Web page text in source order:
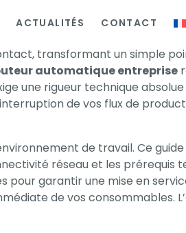
ACTUALITÉS CONTACT
transformant un simple
automatique entreprise
une rigueur technique
de vos flux de
de travail. Ce
réseau et les prérequis
pour garantir une mise en
de vos consommables.